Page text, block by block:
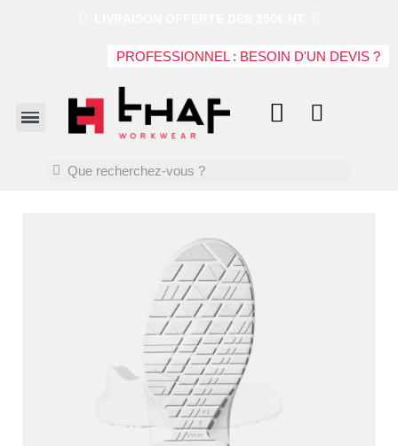
PROFESSIONNEL : BESOIN D'UN DEVIS ?